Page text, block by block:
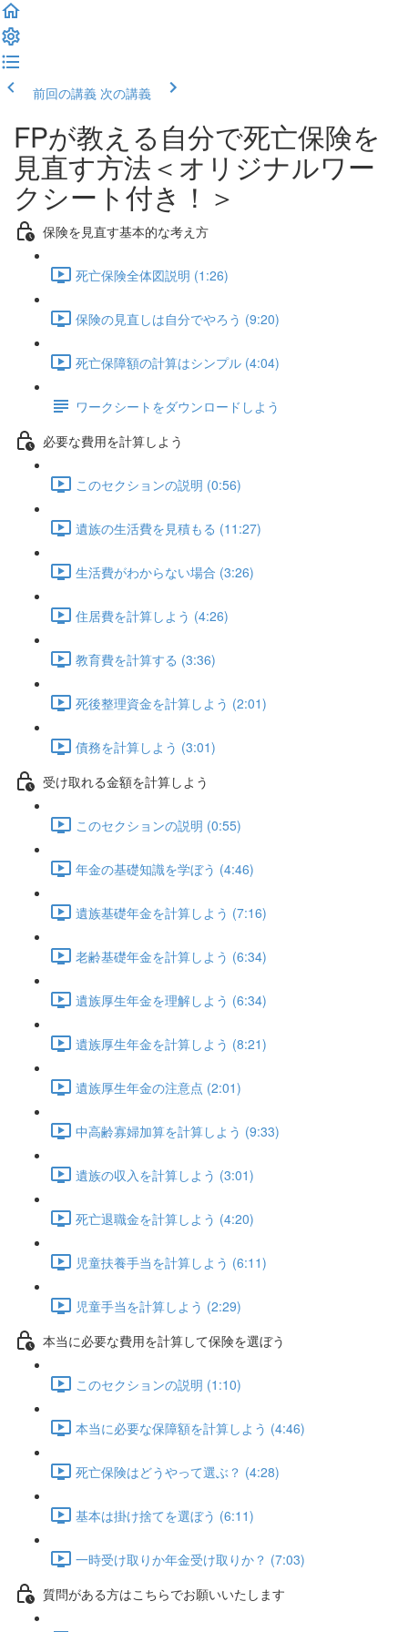
前回の講義 次の講義
FPが教える自分で死亡保険を
見直す方法＜オリジナルワー
クシート付き！＞
保険を見直す基本的な考え方
死亡保険全体図説明 (1:26)
保険の見直しは自分でやろう (9:20)
死亡保障額の計算はシンプル (4:04)
ワークシートをダウンロードしよう
必要な費用を計算しよう
このセクションの説明 (0:56)
遺族の生活費を見積もる (11:27)
生活費がわからない場合 (3:26)
住居費を計算しよう (4:26)
教育費を計算する (3:36)
死後整理資金を計算しよう (2:01)
債務を計算しよう (3:01)
受け取れる金額を計算しよう
このセクションの説明 (0:55)
年金の基礎知識を学ぼう (4:46)
遺族基礎年金を計算しよう (7:16)
老齢基礎年金を計算しよう (6:34)
遺族厚生年金を理解しよう (6:34)
遺族厚生年金を計算しよう (8:21)
遺族厚生年金の注意点 (2:01)
中高齢寡婦加算を計算しよう (9:33)
遺族の収入を計算しよう (3:01)
死亡退職金を計算しよう (4:20)
児童扶養手当を計算しよう (6:11)
児童手当を計算しよう (2:29)
本当に必要な費用を計算して保険を選ぼう
このセクションの説明 (1:10)
本当に必要な保障額を計算しよう (4:46)
死亡保険はどうやって選ぶ？ (4:28)
基本は掛け捨てを選ぼう (6:11)
一時受け取りか年金受け取りか？ (7:03)
質問がある方はこちらでお願いいたします